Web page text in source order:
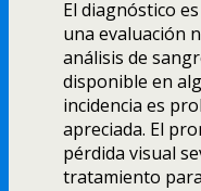
El diagnóstico
una evaluación
análisis de
disponible en
incidencia es
apreciada. El
pérdida visual
tratamiento